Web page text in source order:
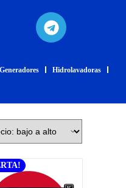
Generadores Hidrolavadoras